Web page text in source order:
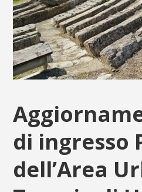
di ingresso
dell’Area